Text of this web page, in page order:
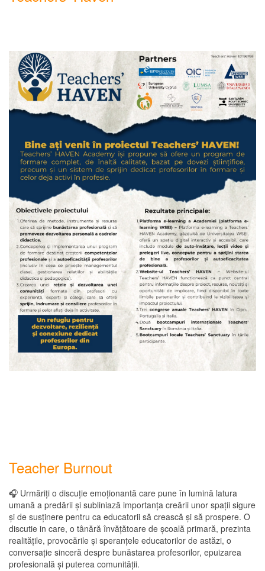
Teacher Burnout
🎧 Urmăriți o discuție emoționantă care pune în lumină latura
umană a predării și subliniază importanța creării unor spații sigure
și de susținere pentru ca educatorii să crească și să prospere. O
discutie in care, o tânără învățătoare de școală primară, prezinta
realitățile, provocările și speranțele educatorilor de astăzi, o
conversație sinceră despre bunăstarea profesorilor, epuizarea
profesională și puterea comunității.